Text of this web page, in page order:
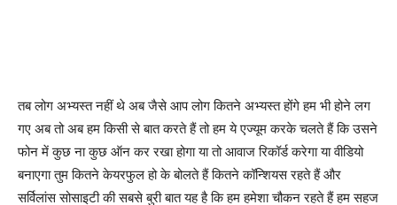
तब लोग अभ्यस्त नहीं थे अब जैसे आप लोग कितने अभ्यस्त होंगे हम भी होने लग
गए अब तो अब हम किसी से बात करते हैं तो हम ये एज्यूम करके चलते हैं कि उसने
फोन में कुछ ना कुछ ऑन कर रखा होगा या तो आवाज रिकॉर्ड करेगा या वीडियो
बनाएगा तुम कितने केयरफुल हो के बोलते हैं कितने कॉन्शियस रहते हैं और
सर्विलांस सोसाइटी की सबसे बुरी बात यह है कि हम हमेशा चौकन रहते हैं हम सहज